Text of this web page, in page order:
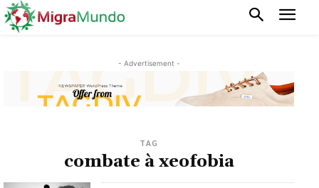
- Advertisement -
TAG
combate à xeofobia